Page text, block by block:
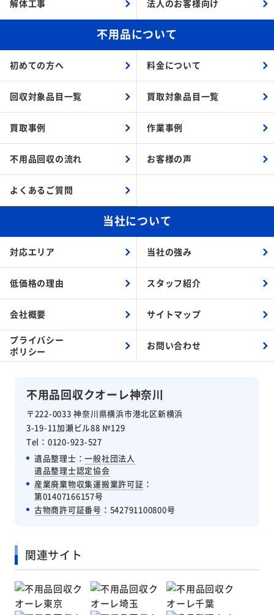
不用品回収クオーレ神奈川
〒222-0033 神奈川県横浜市港北区新横浜
3-19-11加瀬ビル88 №129
Tel：0120-923-527
遺品整理士：一般社団法人
遺品整理士認定協会
産業廃棄物収集運搬業許可証 ：
第01407166157号
古物商許可証番号 ：542791100800号
解体工事 法人のお客様向け
不用品について
初めての方へ 料金について
回収対象品目一覧 買取対象品目一覧
買取事例 作業事例
不用品回収の流れ お客様の声
よくあるご質問
当社について
対応エリア 当社の強み
低価格の理由 スタッフ紹介
会社概要 サイトマップ
プライバシー
ポリシー
お問い合わせ
関連サイト